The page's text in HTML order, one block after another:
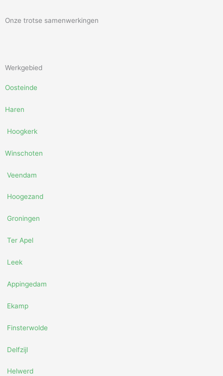
Onze trotse samenwerkingen
Werkgebied
Oosteinde
Haren
Hoogkerk
Winschoten
Veendam
Hoogezand
Groningen
Ter Apel
Leek
Appingedam
Ekamp
Finsterwolde
Delfzijl
Helwerd